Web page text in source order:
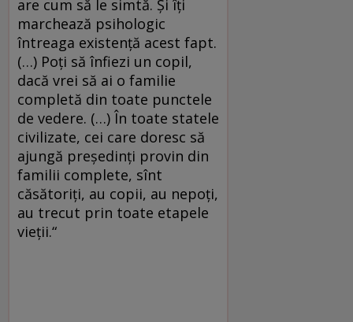
are cum să le simtă. Şi îţi
marchează psihologic
întreaga existenţă acest fapt.
(…) Poţi să înfiezi un copil,
dacă vrei să ai o familie
completă din toate punctele
de vedere. (…) În toate statele
civilizate, cei care doresc să
ajungă preşedinţi provin din
familii complete, sînt
căsătoriţi, au copii, au nepoţi,
au trecut prin toate etapele
vieţii.“